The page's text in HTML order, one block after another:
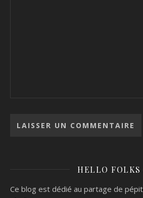
HELLO FOLKS
Ce blog est dédié au partage de